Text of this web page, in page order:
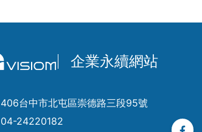
企業永續網站
406台中市北屯區崇德路三段95號
04-24220182